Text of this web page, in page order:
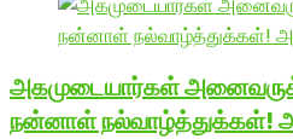
அகமுடையார்கள்
நன்னாள் நல்வாழ்த்துக்கள்!